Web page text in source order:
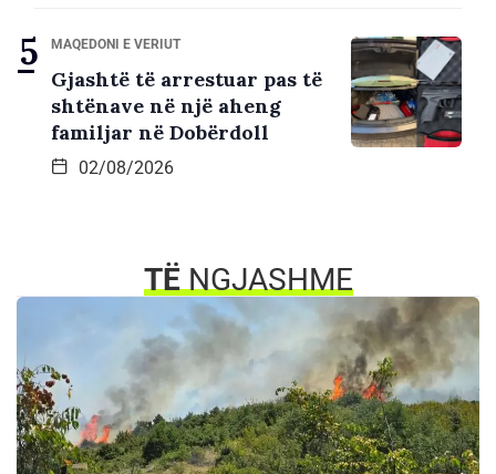
MAQEDONI E VERIUT
Gjashtë të arrestuar pas të
shtënave në një aheng
familjar në Dobërdoll
02/08/2026
TËNGJASHME